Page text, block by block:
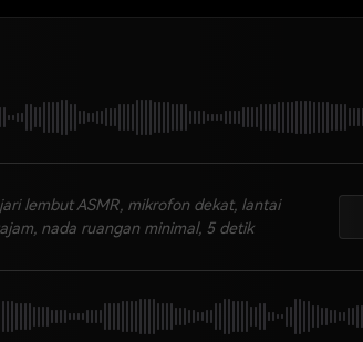
lembut ASMR, mikrofon dekat, lantai
nada ruangan minimal, 5 detik